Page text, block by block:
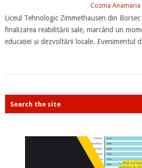
Cozma Anamaria
Liceul Tehnologic Zimmethausen din
finalizarea reabilitării sale, marcând un
educației și dezvoltării locale. Evenimentul
POSTS
NAVIGATION